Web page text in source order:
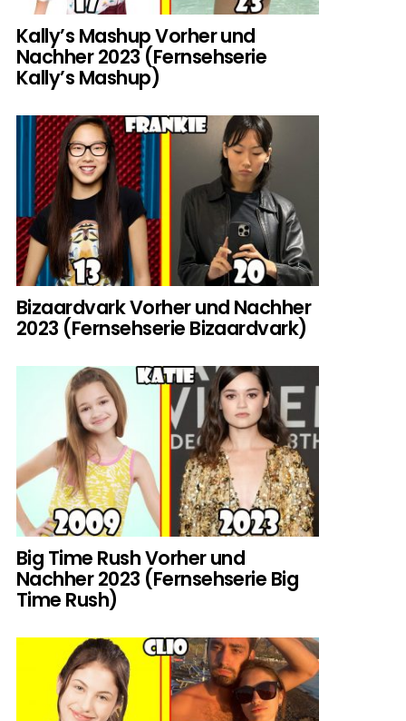
Kally’s Mashup Vorher und
Nachher 2023 (Fernsehserie
Kally’s Mashup)
Bizaardvark Vorher und Nachher
2023 (Fernsehserie Bizaardvark)
Big Time Rush Vorher und
Nachher 2023 (Fernsehserie Big
Time Rush)